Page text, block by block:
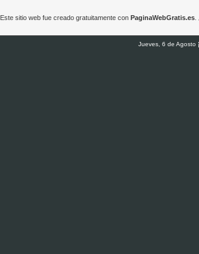
Jueves, 6 de Agosto
Este sitio web fue creado gratuitamente con PaginaWebGratis.es.